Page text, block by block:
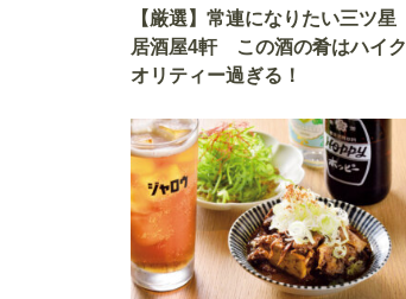
【厳選】常連になりたい三ツ星
居酒屋4軒 この酒の肴はハイク
オリティー過ぎる！